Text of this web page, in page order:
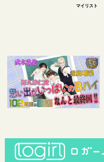
マイリスト